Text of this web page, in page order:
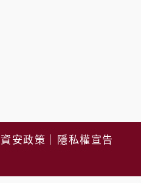
資安政策 隱私權宣告